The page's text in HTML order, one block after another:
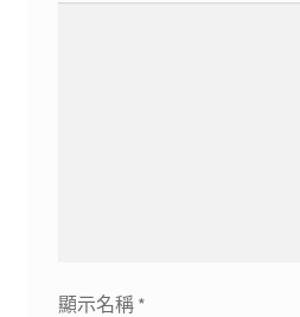
顯示名稱 *